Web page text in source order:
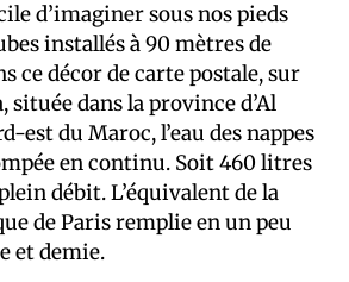
d’imaginer sous nos pieds
installés à 90 mètres de
ce décor de carte postale, sur
située dans la province d’Al
est du Maroc, l’eau des nappes
en continu. Soit 460 litres
débit. L’équivalent de la
de Paris remplie en un peu
et demie.